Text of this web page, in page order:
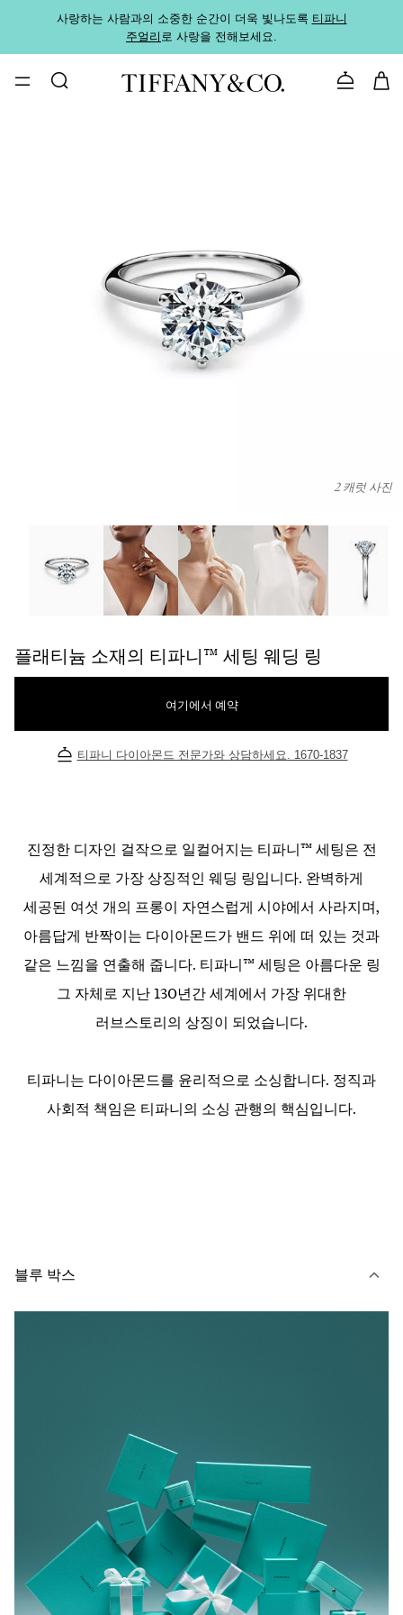
사랑하는 사람과의 소중한 순간이 더욱 빛나도록 티파니
주얼리로 사랑을 전해보세요.
문의하기
플래티늄 소재의 티파니™ 세팅 웨딩 링 이미지 번호 0
2 캐럿 사진
플래티늄 소재의 티파니™ 세팅 웨딩 링
여기에서 예약
티파니 다이아몬드 전문가와 상담하세요. 1670-1837
진정한 디자인 걸작으로 일컬어지는 티파니™ 세팅은 전
세계적으로 가장 상징적인 웨딩 링입니다. 완벽하게
세공된 여섯 개의 프롱이 자연스럽게 시야에서 사라지며,
아름답게 반짝이는 다이아몬드가 밴드 위에 떠 있는 것과
같은 느낌을 연출해 줍니다. 티파니™ 세팅은 아름다운 링
그 자체로 지난 130년간 세계에서 가장 위대한
러브스토리의 상징이 되었습니다.
티파니는 다이아몬드를 윤리적으로 소싱합니다. 정직과
사회적 책임은 티파니의 소싱 관행의 핵심입니다.
블루 박스